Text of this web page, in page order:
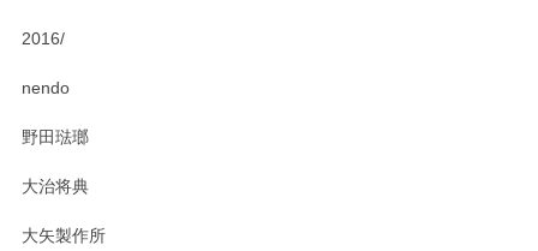
2016/
nendo
野田琺瑯
大治将典
大矢製作所